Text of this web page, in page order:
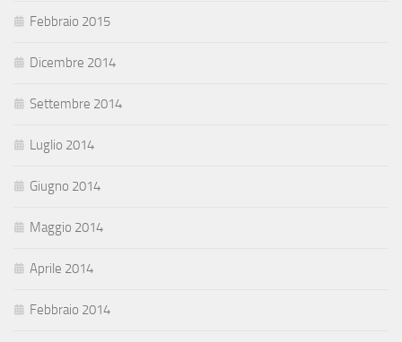
Febbraio 2015
Dicembre 2014
Settembre 2014
Luglio 2014
Giugno 2014
Maggio 2014
Aprile 2014
Febbraio 2014